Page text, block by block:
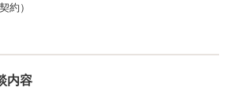
約）
内容